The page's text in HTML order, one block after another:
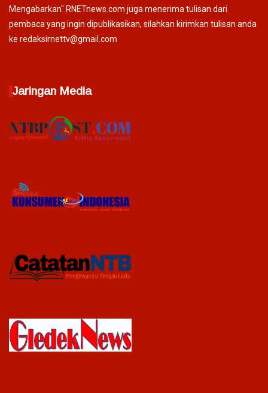
Mengabarkan" RNETnews.com juga menerima tulisan dari
pembaca yang ingin dipublikasikan, silahkan kirimkan tulisan anda
ke redaksirnettv@gmail.com
Jaringan Media